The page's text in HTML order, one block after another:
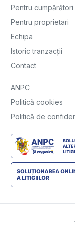
Pentru cumpărători
Pentru proprietari
Echipa
Istoric tranzacții
Contact
ANPC
Politică cookies
Politică de